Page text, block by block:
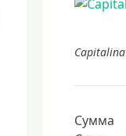
Capitalina
Сумма